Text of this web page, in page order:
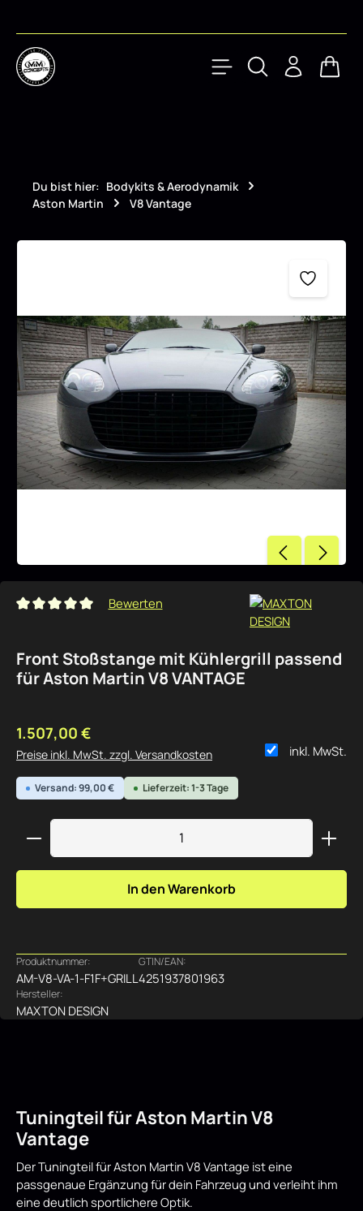
Du bist hier: Bodykits & Aerodynamik
Aston Martin
V8 Vantage
Bildergalerie überspringen
Durchschnittliche Bewertung von 0 von 5 Sternen
Bewerten
Front Stoßstange mit Kühlergrill passend
für Aston Martin V8 VANTAGE
Regulärer Preis:
1.507,00 €
inkl. MwSt.
Preise inkl. MwSt. zzgl. Versandkosten
Versand: 99,00 € Lieferzeit: 1-3 Tage
Produkt Anzahl: Gib den gewünschten Wert ein
In den Warenkorb
Produktnummer:
AM-V8-VA-1-F1F+GRILL
GTIN/EAN:
4251937801963
Hersteller:
MAXTON DESIGN
Tuningteil für Aston Martin V8
Vantage
Der Tuningteil für Aston Martin V8 Vantage ist eine
passgenaue Ergänzung für dein Fahrzeug und verleiht ihm
eine deutlich sportlichere Optik.